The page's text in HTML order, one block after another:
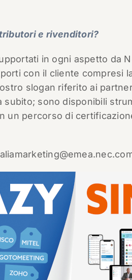
e rivenditori?
in ogni aspetto da
con il cliente compresi
slogan riferito ai
sono disponibili
un percorso di